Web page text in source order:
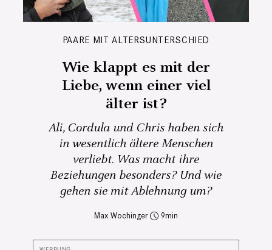
PAARE MIT ALTERSUNTERSCHIED
Wie klappt es mit der
Liebe, wenn einer viel
älter ist?
Ali, Cordula und Chris haben sich
in wesentlich ältere Menschen
verliebt. Was macht ihre
Beziehungen besonders? Und wie
gehen sie mit Ablehnung um?
Max Wochinger 9